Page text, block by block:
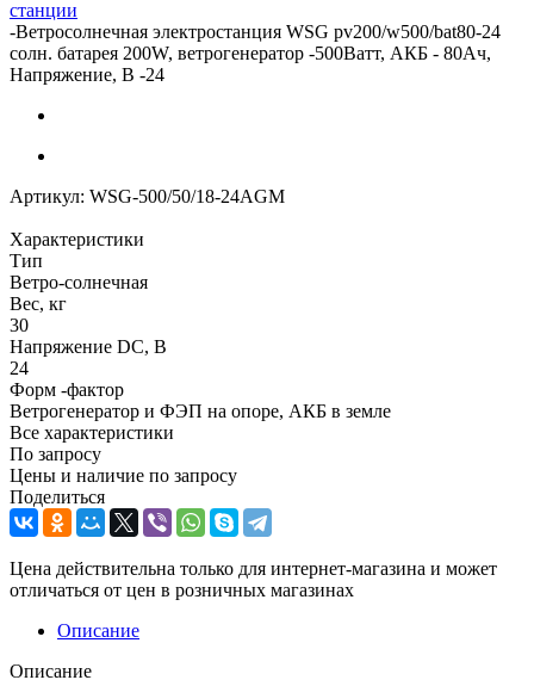
станции
-Ветросолнечная электростанция WSG pv200/w500/bat80-24
солн. батарея 200W, ветрогенератор -500Ватт, АКБ - 80Ач,
Напряжение, В -24
Артикул: WSG-500/50/18-24AGM
Характеристики
Тип
Ветро-солнечная
Вес, кг
30
Напряжение DC, В
24
Форм -фактор
Ветрогенератор и ФЭП на опоре, АКБ в земле
Все характеристики
По запросу
Цены и наличие по запросу
Поделиться
Цена действительна только для интернет-магазина и может
отличаться от цен в розничных магазинах
Описание
Описание